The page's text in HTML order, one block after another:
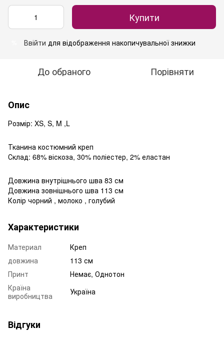
Купити
Ввійти для відображення накопичувальної знижки
До обраного Порівняти
Опис
Розмір: XS, S, M ,L
Тканина костюмний креп
Склад: 68% віскоза, 30% поліестер, 2% еластан
Довжина внутрішнього шва 83 см
Довжина зовнішнього шва 113 см
Колір чорний , молоко , голубий
Характеристики
Материал
Креп
довжина
113 см
Принт
Немає, Однотон
Країна
виробництва
Україна
Відгуки